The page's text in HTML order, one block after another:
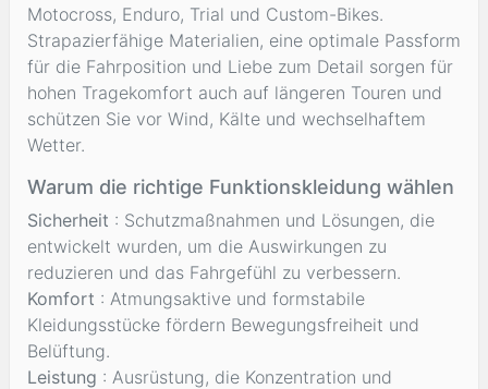
Motocross, Enduro, Trial und Custom-Bikes.
Strapazierfähige Materialien, eine optimale Passform
für die Fahrposition und Liebe zum Detail sorgen für
hohen Tragekomfort auch auf längeren Touren und
schützen Sie vor Wind, Kälte und wechselhaftem
Wetter.
Warum die richtige Funktionskleidung wählen
Sicherheit : Schutzmaßnahmen und Lösungen, die
entwickelt wurden, um die Auswirkungen zu
reduzieren und das Fahrgefühl zu verbessern.
Komfort : Atmungsaktive und formstabile
Kleidungsstücke fördern Bewegungsfreiheit und
Belüftung.
Leistung : Ausrüstung, die Konzentration und